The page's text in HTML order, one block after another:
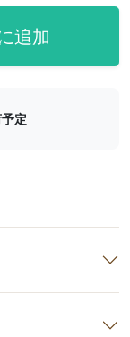
追加
定